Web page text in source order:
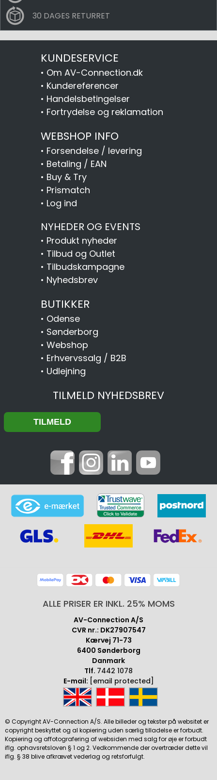
30 DAGES RETURRET
KUNDESERVICE
• Om AV-Connection.dk
• Kundereferencer
• Handelsbetingelser
• Fortrydelse og reklamation
WEBSHOP INFO
• Forsendelse / levering
• Betaling / EAN
• Buy & Try
• Prismatch
• Log ind
NYHEDER OG EVENTS
• Produkt nyheder
• Tilbud og Outlet
• Tilbudskampagne
• Nyhedsbrev
BUTIKKER
• Odense
• Sønderborg
• Webshop
• Erhvervssalg / B2B
• Udlejning
TILMELD NYHEDSBREV
ALLE PRISER ER INKL. 25% MOMS
AV-Connection A/S
CVR nr.: DK27907547
Kærvej 71-73
6400 Sønderborg
Danmark
Tlf. 7442 1078
E-mail: [email protected]
© Copyright AV-Connection A/S. Alle billeder og tekster på websitet er
copyright beskyttet og al kopiering uden særlig tilladelse er forbudt.
Kopiering og affotografering af websiden med salg for øje er forbudt
iflg. ophavsretsloven § 1 og 2. Vedkommende der overtræder dette vil
iflg. § 38 blive afkrævet vederlag og retsforfulgt.